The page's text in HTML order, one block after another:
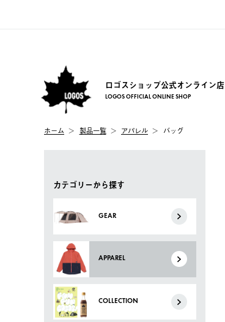
ロゴスショップ公式オンライン店
LOGOS OFFICIAL ONLINE SHOP
ホーム 製品一覧 アパレル バッグ
カテゴリーから探す
GEAR
APPAREL
COLLECTION